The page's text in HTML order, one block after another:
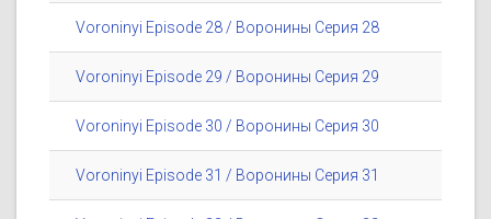
Voroninyi Episode 28 / Воронины Серия 28
Voroninyi Episode 29 / Воронины Серия 29
Voroninyi Episode 30 / Воронины Серия 30
Voroninyi Episode 31 / Воронины Серия 31